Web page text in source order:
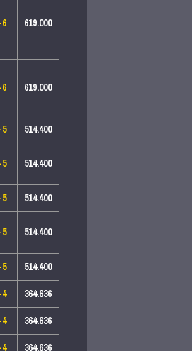
-6 619.000
-6 619.000
-5
514.400
-5
514.400
-5
514.400
-5
514.400
-5
514.400
-4
364.636
-4
364.636